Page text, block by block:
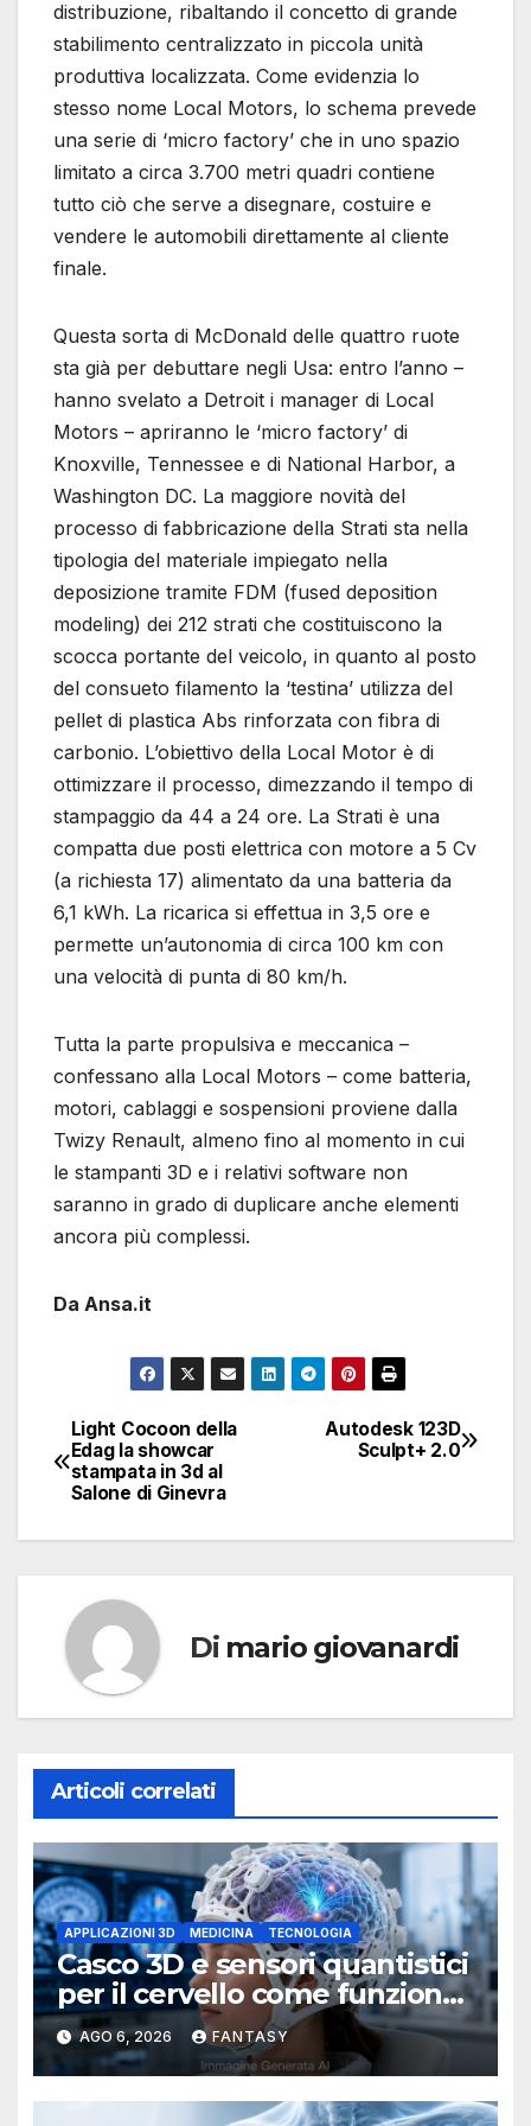
distribuzione, ribaltando il concetto di grande
stabilimento centralizzato in piccola unità
produttiva localizzata. Come evidenzia lo
stesso nome Local Motors, lo schema prevede
una serie di ‘micro factory’ che in uno spazio
limitato a circa 3.700 metri quadri contiene
tutto ciò che serve a disegnare, costuire e
vendere le automobili direttamente al cliente
finale.
Questa sorta di McDonald delle quattro ruote
sta già per debuttare negli Usa: entro l’anno –
hanno svelato a Detroit i manager di Local
Motors – apriranno le ‘micro factory’ di
Knoxville, Tennessee e di National Harbor, a
Washington DC. La maggiore novità del
processo di fabbricazione della Strati sta nella
tipologia del materiale impiegato nella
deposizione tramite FDM (fused deposition
modeling) dei 212 strati che costituiscono la
scocca portante del veicolo, in quanto al posto
del consueto filamento la ‘testina’ utilizza del
pellet di plastica Abs rinforzata con fibra di
carbonio. L’obiettivo della Local Motor è di
ottimizzare il processo, dimezzando il tempo di
stampaggio da 44 a 24 ore. La Strati è una
compatta due posti elettrica con motore a 5 Cv
(a richiesta 17) alimentato da una batteria da
6,1 kWh. La ricarica si effettua in 3,5 ore e
permette un’autonomia di circa 100 km con
una velocità di punta di 80 km/h.
Tutta la parte propulsiva e meccanica –
confessano alla Local Motors – come batteria,
motori, cablaggi e sospensioni proviene dalla
Twizy Renault, almeno fino al momento in cui
le stampanti 3D e i relativi software non
saranno in grado di duplicare anche elementi
ancora più complessi.
Da Ansa.it
Navigazione
articoli
Autodesk 123D
Sculpt+ 2.0
Light Cocoon della
Edag la showcar
stampata in 3d al
Salone di Ginevra
Di mario giovanardi
Articoli correlati
APPLICAZIONI 3D MEDICINA TECNOLOGIA
Casco 3D e sensori quantistici
per il cervello come funziona
l’OPM-MEG
AGO 6, 2026 FANTASY